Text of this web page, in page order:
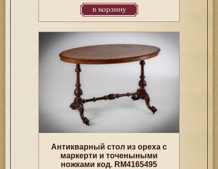
в корзину
Антикварный стол из ореха с
маркерти и точеныными
ножками код. RM4165495